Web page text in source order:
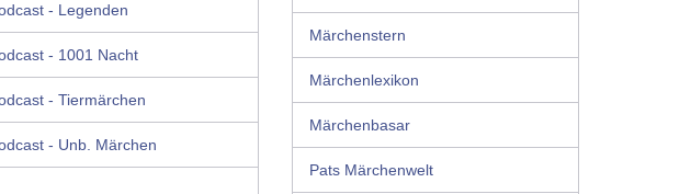
- Legenden
- 1001 Nacht
- Tiermärchen
- Unb. Märchen
Märchenstern
Märchenlexikon
Märchenbasar
Pats Märchenwelt